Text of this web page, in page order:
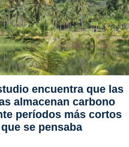
encuentra que las
almacenan carbono
períodos más cortos
se pensaba